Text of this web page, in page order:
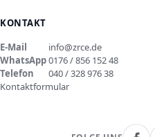
KONTAKT
E-Mail
info@zrce.de
WhatsApp0176 / 856 152 48
Telefon
040 / 328 976 38
Kontaktformular